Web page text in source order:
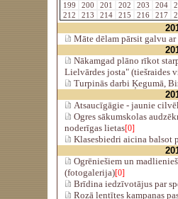
199
200 201 202 203 204
212
213 214 215 216 217
Māte dēlam pārsit galvu
Nākamgad plāno rīkot
Lielvārdes josta" (tiešraides
Turpinās darbi Ķegumā,
Atsaucīgāgie - jaunie
Ogres sākumskolas
noderīgas lietas[0]
Klasesbiedri aicina balsot
Ogrēniešiem un
(fotogalerija)[0]
Brīdina iedzīvotājus par
Rozā lentītes kampaņas